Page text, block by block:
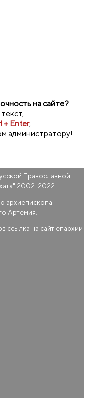
областной и
на сайте?
+ Enter,
администратору!
Православной
" 2002-2022
архиепископа
Артемия.
ссылка на сайт епархии